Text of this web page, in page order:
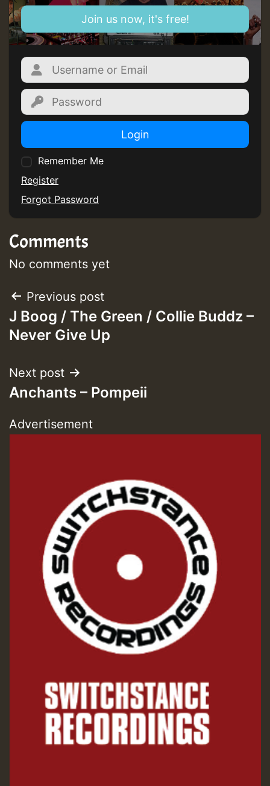
Join us now, it's free!
Login
Remember Me
Register
Forgot Password
Comments
No comments yet
Post
navigation
Previous post
J Boog / The Green / Collie Buddz –
Never Give Up
Next post
Anchants – Pompeii
Advertisement